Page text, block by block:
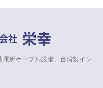
所ケーブル設備、台湾製イン